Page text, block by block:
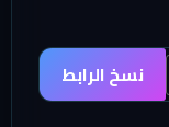
نسخ الرابط